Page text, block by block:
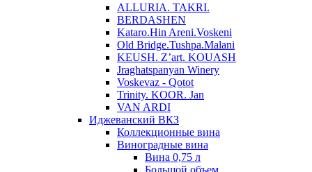
ALLURIA. TAKRI.
BERDASHEN
Kataro.Hin Areni.Voskeni
Old Bridge.Tushpa.Malani
KEUSH. Z’art. KOUASH
Jraghatspanyan Winery
Voskevaz - Qotot
Trinity. KOOR. Jan
VAN ARDI
Иджеванский ВКЗ
Коллекционные вина
Виноградные вина
Вина 0,75 л
Большой объем